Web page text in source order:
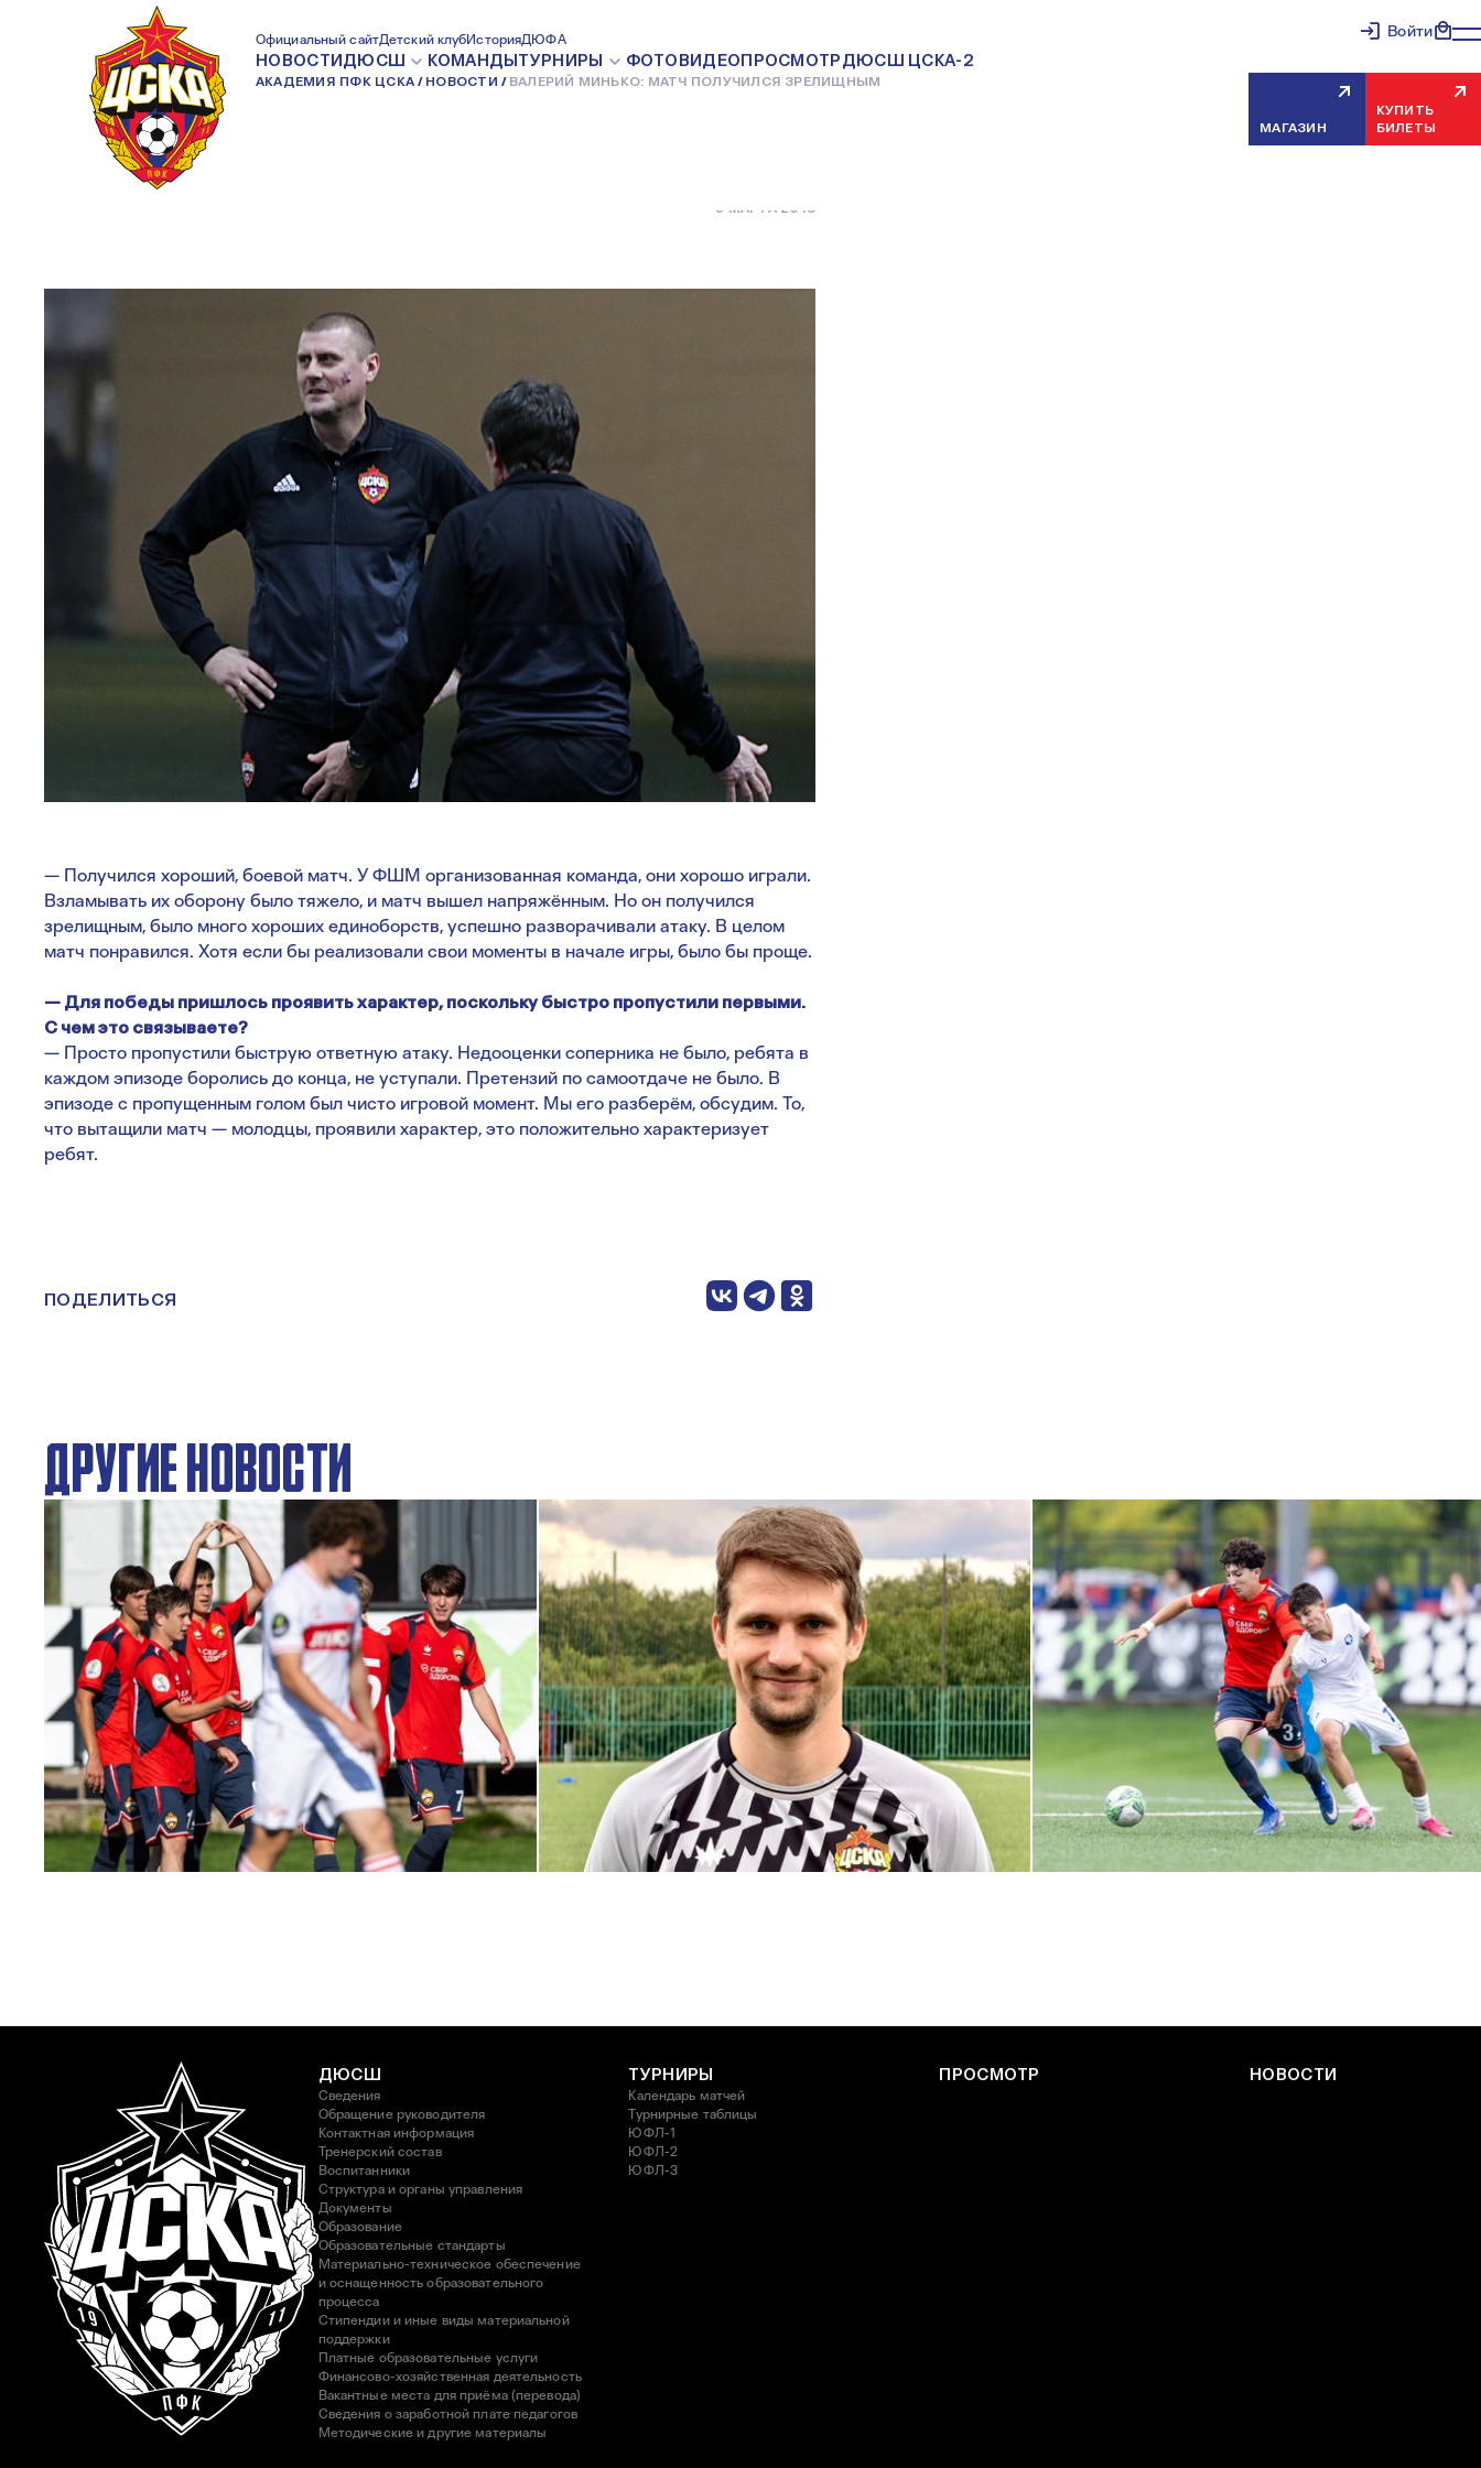
Официальный сайтДетский клубИсторияДЮФА
НОВОСТИДЮСШ КОМАНДЫТУРНИРЫ ФОТОВИДЕОПРОСМОТРДЮСШ ЦСКА-2
АКАДЕМИЯ ПФК ЦСКА НОВОСТИ ВАЛЕРИЙ МИНЬКО: МАТЧ ПОЛУЧИЛСЯ ЗРЕЛИЩНЫМ
Войти
МАГАЗИН
КУПИТЬ
БИЛЕТЫ
ВАЛЕРИЙ МИНЬКО: МАТЧ
ПОЛУЧИЛСЯ ЗРЕЛИЩНЫМ
5 МАРТА 2018
— Получился хороший, боевой матч. У ФШМ организованная команда, они хорошо играли.
Взламывать их оборону было тяжело, и матч вышел напряжённым. Но он получился
зрелищным, было много хороших единоборств, успешно разворачивали атаку. В целом
матч понравился. Хотя если бы реализовали свои моменты в начале игры, было бы проще.
— Для победы пришлось проявить характер, поскольку быстро пропустили первыми.
С чем это связываете?
— Просто пропустили быструю ответную атаку. Недооценки соперника не было, ребята в
каждом эпизоде боролись до конца, не уступали. Претензий по самоотдаче не было. В
эпизоде с пропущенным голом был чисто игровой момент. Мы его разберём, обсудим. То,
что вытащили матч — молодцы, проявили характер, это положительно характеризует
ребят.
ПОДЕЛИТЬСЯ
ДРУГИЕ НОВОСТИ
ЮФЛ: Московское дерби на «Октябре»
3 АВГУСТА 2026 14:15
С возвращением в родной клуб, Антон Александрович!
27 ИЮЛЯ 2026 14:40
ЮФЛ: Армейцы приняли «Чертаново»
ДЮСШ
Сведения
Обращение руководителя
Контактная информация
Тренерский состав
Воспитанники
Структура и органы управления
Документы
Образование
Образовательные стандарты
Материально-техническое обеспечение
и оснащенность образовательного
процесса
Стипендии и иные виды материальной
поддержки
Платные образовательные услуги
Финансово-хозяйственная деятельность
Вакантные места для приёма (перевода)
Сведения о заработной плате педагогов
Методические и другие материалы
ТУРНИРЫ
Календарь матчей
Турнирные таблицы
ЮФЛ-1
ЮФЛ-2
ЮФЛ-3
ПРОСМОТР НОВОСТИ